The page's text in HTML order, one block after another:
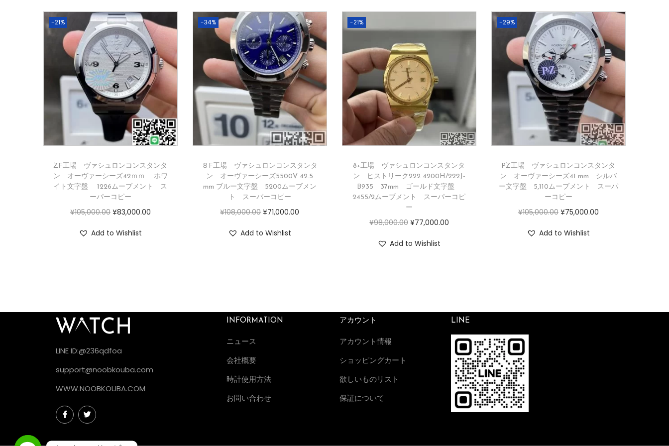
-21%
ZF工場 ヴァシュロンコンスタンタ
ン オーヴァーシーズ42ｍｍ ホワ
イト文字盤 1226ムーブメント ス
ーパーコピー
¥105,000.00 ¥83,000.00
Add to Wishlist
-34%
８F工場 ヴァシュロンコンスタンタ
ン オーヴァーシーズ5500V 42.5
mm ブルー文字盤 5200ムーブメン
ト スーパーコピー
¥108,000.00 ¥71,000.00
Add to Wishlist
-21%
8+工場 ヴァシュロンコンスタンタ
ン ヒストリーク222 4200H/222J-
B935 37mm ゴールド文字盤
2455/2ムーブメント スーパーコピ
ー
¥98,000.00 ¥77,000.00
Add to Wishlist
-29%
PZ工場 ヴァシュロンコンスタンタ
ン オーヴァーシーズ41 mm シルバ
ー文字盤 5,110ムーブメント スーパ
ーコピー
¥105,000.00 ¥75,000.00
Add to Wishlist
LINE ID:@236qdfoa
support@noobkouba.com
WWW.NOOBKOUBA.COM
INFORMATION
ニュース
会社概要
時計使用方法
お問い合わせ
アカウント
アカウント情報
ショッピングカート
欲しいものリスト
保証について
LINE